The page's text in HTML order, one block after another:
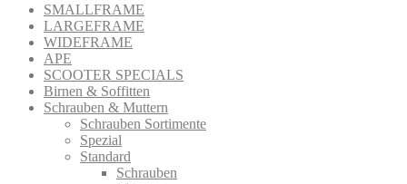
SMALLFRAME
LARGEFRAME
WIDEFRAME
APE
SCOOTER SPECIALS
Birnen & Soffitten
Schrauben & Muttern
Schrauben Sortimente
Spezial
Standard
Schrauben